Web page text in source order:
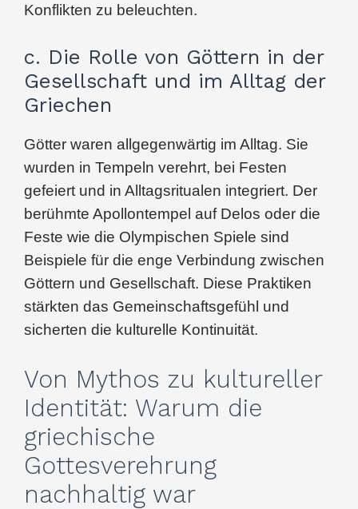
Konflikten zu beleuchten.
c. Die Rolle von Göttern in der
Gesellschaft und im Alltag der
Griechen
Götter waren allgegenwärtig im Alltag. Sie
wurden in Tempeln verehrt, bei Festen
gefeiert und in Alltagsritualen integriert. Der
berühmte Apollontempel auf Delos oder die
Feste wie die Olympischen Spiele sind
Beispiele für die enge Verbindung zwischen
Göttern und Gesellschaft. Diese Praktiken
stärkten das Gemeinschaftsgefühl und
sicherten die kulturelle Kontinuität.
Von Mythos zu kultureller
Identität: Warum die
griechische
Gottesverehrung
nachhaltig war